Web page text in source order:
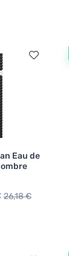
Eau de
26,18 €